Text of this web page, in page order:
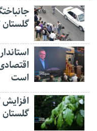
گلستان ۱۷ درصد کاهش یافت
است
گلستان